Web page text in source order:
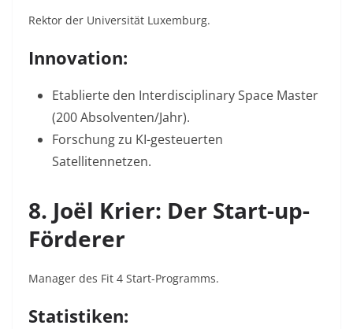
Rektor der Universität Luxemburg.
Innovation:
Etablierte den Interdisciplinary Space Master
(200 Absolventen/Jahr).
Forschung zu KI-gesteuerten
Satellitennetzen.
8. Joël Krier: Der Start-up-
Förderer
Manager des Fit 4 Start-Programms.
Statistiken: